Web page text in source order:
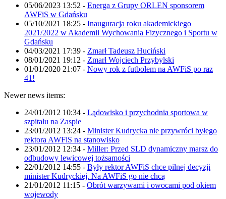
05/06/2023 13:52 - Energa z Grupy ORLEN sponsorem
AWFiS w Gdańsku
05/10/2021 18:25 - Inauguracja roku akademickiego
2021/2022 w Akademii Wychowania Fizycznego i Sportu w
Gdańsku
04/03/2021 17:39 - Zmarł Tadeusz Huciński
08/01/2021 19:12 - Zmarł Wojciech Przybylski
01/01/2020 21:07 - Nowy rok z futbolem na AWFiS po raz
41!
Newer news items:
24/01/2012 10:34 - Lądowisko i przychodnia sportowa w
szpitalu na Zaspie
23/01/2012 13:24 - Minister Kudrycka nie przywróci byłego
rektora AWFiS na stanowisko
23/01/2012 12:34 - Miller: Przed SLD dynamiczny marsz do
odbudowy lewicowej tożsamości
22/01/2012 14:55 - Były rektor AWFiS chce pilnej decyzji
minister Kudryckiej. Na AWFiS go nie chcą
21/01/2012 11:15 - Obrót warzywami i owocami pod okiem
wojewody